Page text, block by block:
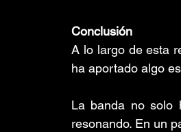
Conclusión
A lo largo de esta
ha aportado algo
La banda no solo
resonando. En un